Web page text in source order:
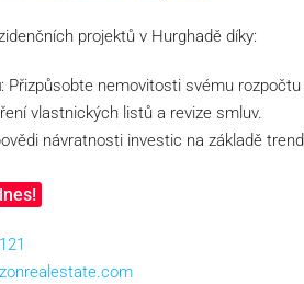
projektů v Hurghadě díky:
: Přizpůsobte nemovitosti svému
vlastnických listů a revize smluv.
návratnosti investic na základě